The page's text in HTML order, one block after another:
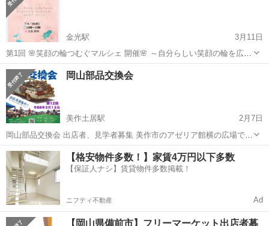
金光駅
3月11日
第1回 🌸笑顔の輪つむぐマルシェ 開催🌸 ～自分らしい笑顔の輪を広げ
る～ 一緒に、あたたかい時間をつくってくださる出店者さんを募集し
てます😊 青空の下☁ 人と人が、やさしくつながる場所👐 ここで...
岡山 浅口市 金光駅 フリーマーケット
岡山部品交換会
美作土居駅
2月7日
岡山部品交換会 出店者、見学者募集 美作市のアゼリア館横の広場で開
催する部品交換会、ガレージセールになります。 バイク、自動車部
品、骨董など、持ち寄り開催します。 お宝掘り出し物など探しに来て
ください！ ３月１５日朝...
岡山 美作市 美作土居駅 フリーマーケット お宝
【格安物件多数！】家賃4万円以下多数
【保証人ナシ】賃貸物件多数掲載！
ニフティ不動産 Ad
【岡山県備前市】フリーマーケット出店者募